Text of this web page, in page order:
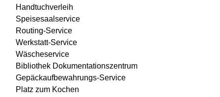
Handtuchverleih
Speisesaalservice
Routing-Service
Werkstatt-Service
Wäscheservice
Bibliothek Dokumentationszentrum
Gepäckaufbewahrungs-Service
Platz zum Kochen